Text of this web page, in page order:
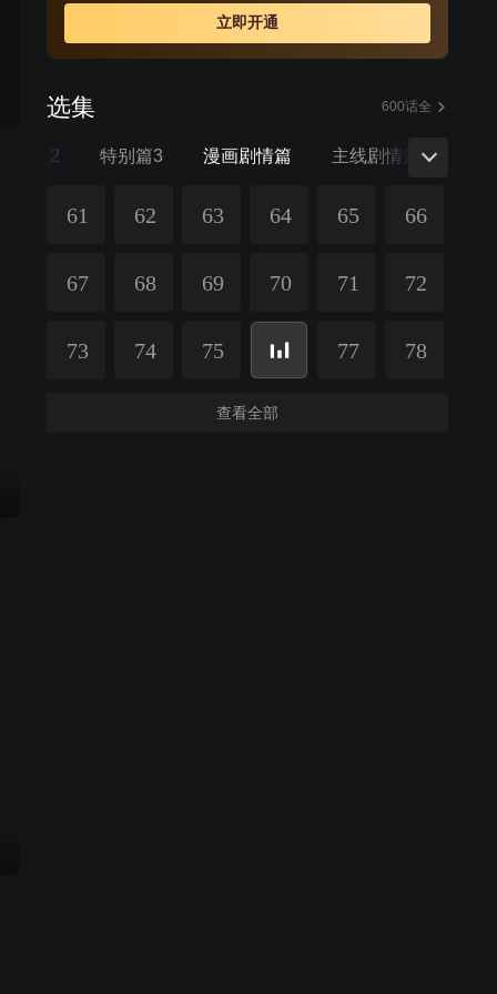
探，柯南实在看不下去毛利小五郎经常做的一些“发育不
良”的错误推理，便帮助毛利小五郎破了许多案子。
立即开通
选集 600话全
特别篇2 特别篇3 漫画剧情篇 主线剧情篇
61 62 63 64 65 66
67 68 69 70 71 72
73 74 75 77 78
查看全部